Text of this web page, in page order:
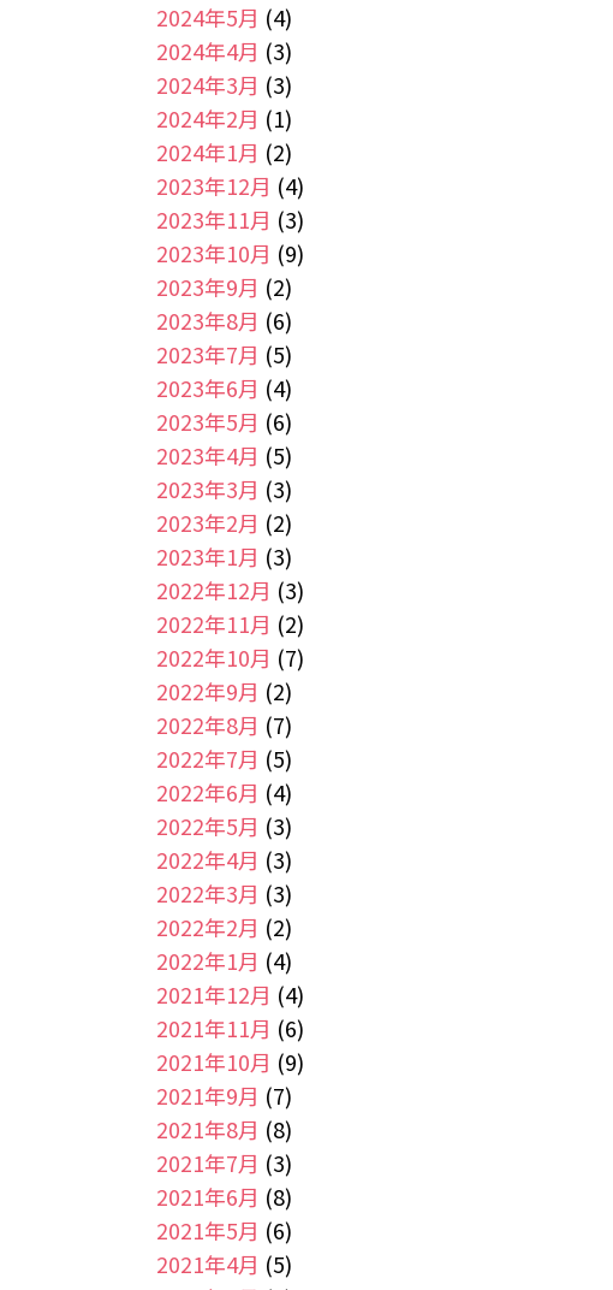
2024年5月 (4)
2024年4月 (3)
2024年3月 (3)
2024年2月 (1)
2024年1月 (2)
2023年12月 (4)
2023年11月 (3)
2023年10月 (9)
2023年9月 (2)
2023年8月 (6)
2023年7月 (5)
2023年6月 (4)
2023年5月 (6)
2023年4月 (5)
2023年3月 (3)
2023年2月 (2)
2023年1月 (3)
2022年12月 (3)
2022年11月 (2)
2022年10月 (7)
2022年9月 (2)
2022年8月 (7)
2022年7月 (5)
2022年6月 (4)
2022年5月 (3)
2022年4月 (3)
2022年3月 (3)
2022年2月 (2)
2022年1月 (4)
2021年12月 (4)
2021年11月 (6)
2021年10月 (9)
2021年9月 (7)
2021年8月 (8)
2021年7月 (3)
2021年6月 (8)
2021年5月 (6)
2021年4月 (5)